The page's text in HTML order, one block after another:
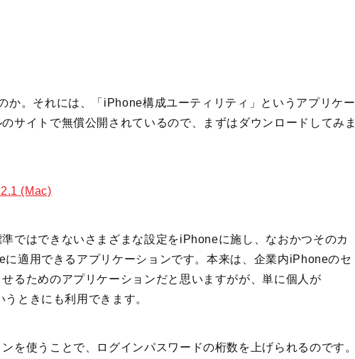
か。それには、「iPhone構成ユーティリティ」というアプリケー
サイトで無償公開されているので、まずはダウンロードしてみま
(Mac)
ではできないさまざまな設定をiPhoneに施し、なおかつそのカ
に適用できるアプリケーションです。本来は、企業内iPhoneのセ
るためのアプリケーションだと思いますがが、単に個人が
ときにも利用できます。
を使うことで、ログインパスワードの桁数を上げられるのです。